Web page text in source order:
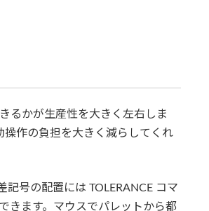
るかが生産性を大きく左右しま
作の負担を大きく減らしてくれ
号の配置には TOLERANCE コマ
きます。マウスでパレットから都